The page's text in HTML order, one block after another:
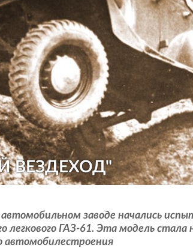
ВЕЗДЕХОД"
заводе начались
легкового ГАЗ-61. Эта модель стала
автомобилестроения